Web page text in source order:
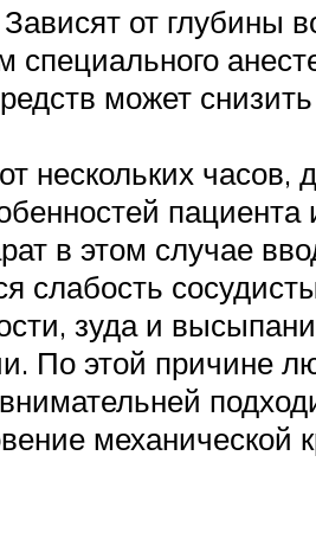
от глубины
может
часов,
пациента
в этом случае
слабость
зуда и
По этой причине
механической